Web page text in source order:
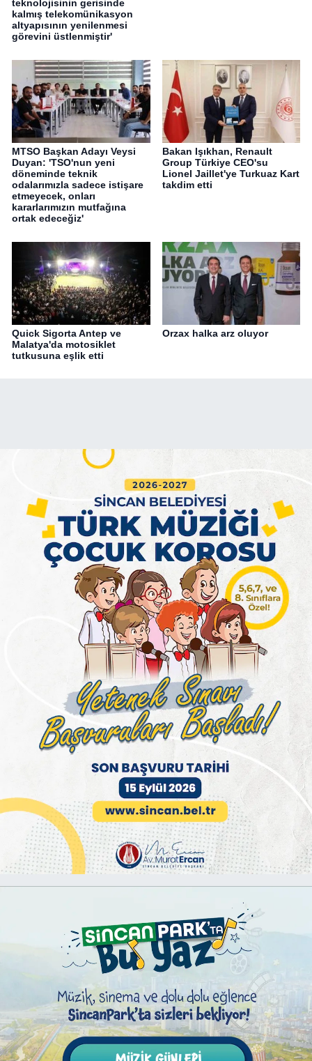
teknolojisinin gerisinde
kalmış telekomünikasyon
altyapısının yenilenmesi
görevini üstlenmiştir'
MTSO Başkan Adayı Veysi
Duyan: 'TSO'nun yeni
döneminde teknik
odalarımızla sadece istişare
etmeyecek, onları
kararlarımızın mutfağına
ortak edeceğiz'
Bakan Işıkhan, Renault
Group Türkiye CEO'su
Lionel Jaillet'ye Turkuaz Kart
takdim etti
Quick Sigorta Antep ve
Malatya'da motosiklet
tutkusuna eşlik etti
Orzax halka arz oluyor